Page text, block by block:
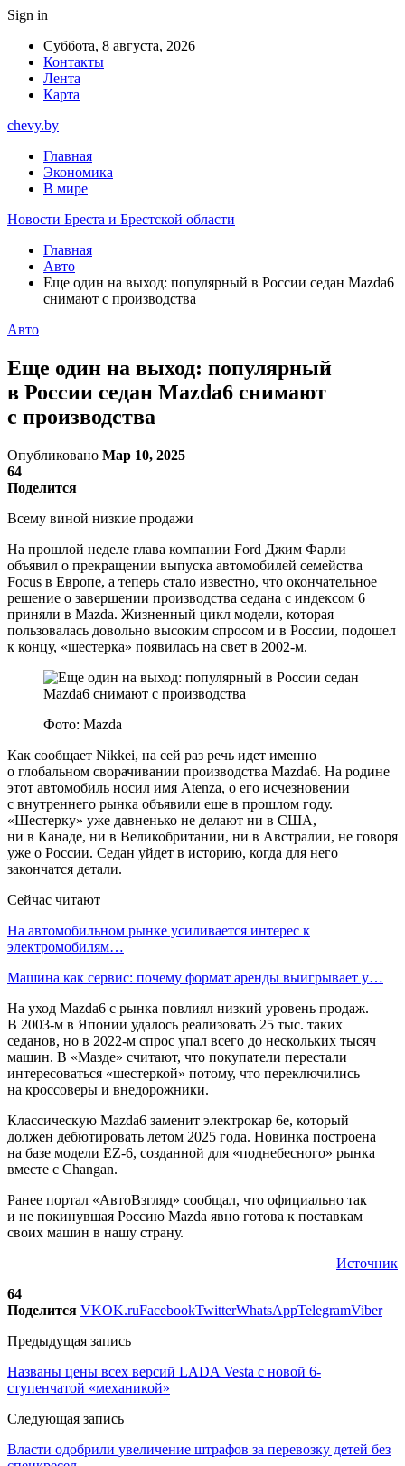
Sign in
Суббота, 8 августа, 2026
Контакты
Лента
Карта
chevy.by
Главная
Экономика
В мире
Новости Бреста и Брестской области
Главная
Авто
Еще один на выход: популярный в России седан Mazda6
снимают с производства
Авто
Еще один на выход: популярный
в России седан Mazda6 снимают
с производства
Опубликовано Мар 10, 2025
64
Поделится
Всему виной низкие продажи
На прошлой неделе глава компании Ford Джим Фарли
объявил о прекращении выпуска автомобилей семейства
Focus в Европе, а теперь стало известно, что окончательное
решение о завершении производства седана с индексом 6
приняли в Mazda. Жизненный цикл модели, которая
пользовалась довольно высоким спросом и в России, подошел
к концу, «шестерка» появилась на свет в 2002-м.
Фото: Mazda
Как сообщает Nikkei, на сей раз речь идет именно
о глобальном сворачивании производства Mazda6. На родине
этот автомобиль носил имя Atenza, о его исчезновении
с внутреннего рынка объявили еще в прошлом году.
«Шестерку» уже давненько не делают ни в США,
ни в Канаде, ни в Великобритании, ни в Австралии, не говоря
уже о России. Седан уйдет в историю, когда для него
закончатся детали.
Сейчас читают
На автомобильном рынке усиливается интерес к
электромобилям…
Машина как сервис: почему формат аренды выигрывает у…
На уход Mazda6 с рынка повлиял низкий уровень продаж.
В 2003-м в Японии удалось реализовать 25 тыс. таких
седанов, но в 2022-м спрос упал всего до нескольких тысяч
машин. В «Мазде» считают, что покупатели перестали
интересоваться «шестеркой» потому, что переключились
на кроссоверы и внедорожники.
Классическую Mazda6 заменит электрокар 6e, который
должен дебютировать летом 2025 года. Новинка построена
на базе модели EZ-6, созданной для «поднебесного» рынка
вместе с Changan.
Ранее портал «АвтоВзгляд» сообщал, что официально так
и не покинувшая Россию Mazda явно готова к поставкам
своих машин в нашу страну.
Источник
64
Поделится VKOK.ruFacebookTwitterWhatsAppTelegramViber
Предыдущая запись
Названы цены всех версий LADA Vesta c новой 6-
ступенчатой «механикой»
Следующая запись
Власти одобрили увеличение штрафов за перевозку детей без